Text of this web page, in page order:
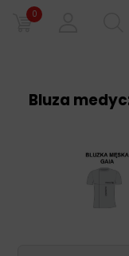
0
Bluza